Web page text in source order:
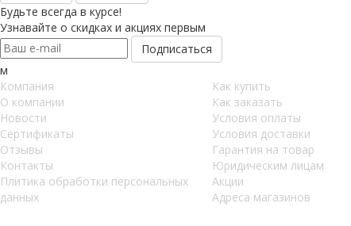
Будьте всегда в курсе!
Узнавайте о скидках и акциях первым
м
Компания
О компании
Новости
Сертификаты
Отзывы
Контакты
Плитика обработки персональных
данных
Как купить
Как заказать
Условия оплаты
Условия доставки
Гарантия на товар
Юридическим лицам
Акции
Адреса магазинов